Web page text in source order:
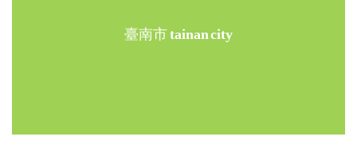
臺南市tainan city